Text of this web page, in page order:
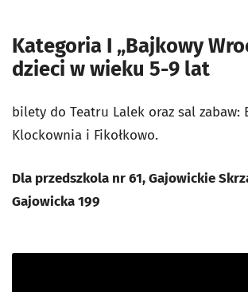
Kategoria I „Bajkowy
dzieci w wieku 5-9 lat
bilety do Teatru Lalek oraz sal zabaw:
Klockownia i Fikołkowo.
Dla przedszkola nr 61, Gajowickie
Gajowicka 199